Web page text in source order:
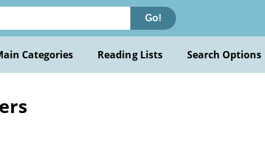
Go!
Categories Reading Lists Search Options